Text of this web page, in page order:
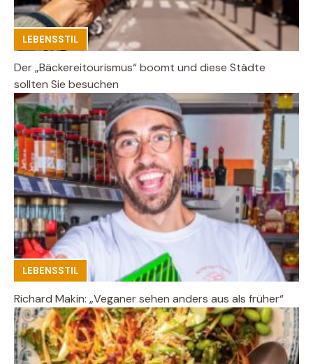
LEBENSSTIL
Der „Bäckereitourismus“ boomt und diese Städte
sollten Sie besuchen
LEBENSSTIL
Richard Makin: „Veganer sehen anders aus als früher“